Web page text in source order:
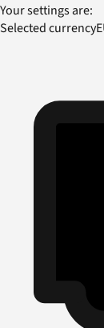
Your settings are:
Selected currency